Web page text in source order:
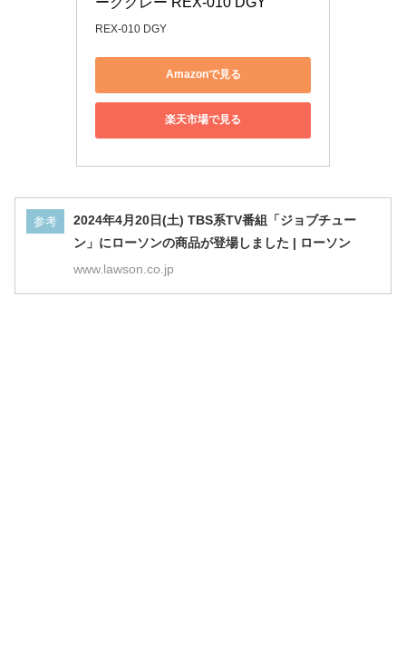
REX-010 DGY
Amazonで見る
楽天市場で見る
参考
2024年4月20日(土) TBS系TV番組「ジョブチュー
ン」にローソンの商品が登場しました | ローソン
www.lawson.co.jp